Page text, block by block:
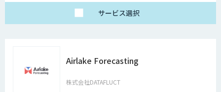
サービス選択
Airlake Forecasting
株式会社DATAFLUCT